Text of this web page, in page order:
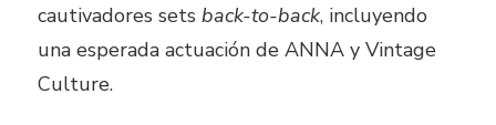
cautivadores sets back-to-back, incluyendo
una esperada actuación de ANNA y Vintage
Culture.